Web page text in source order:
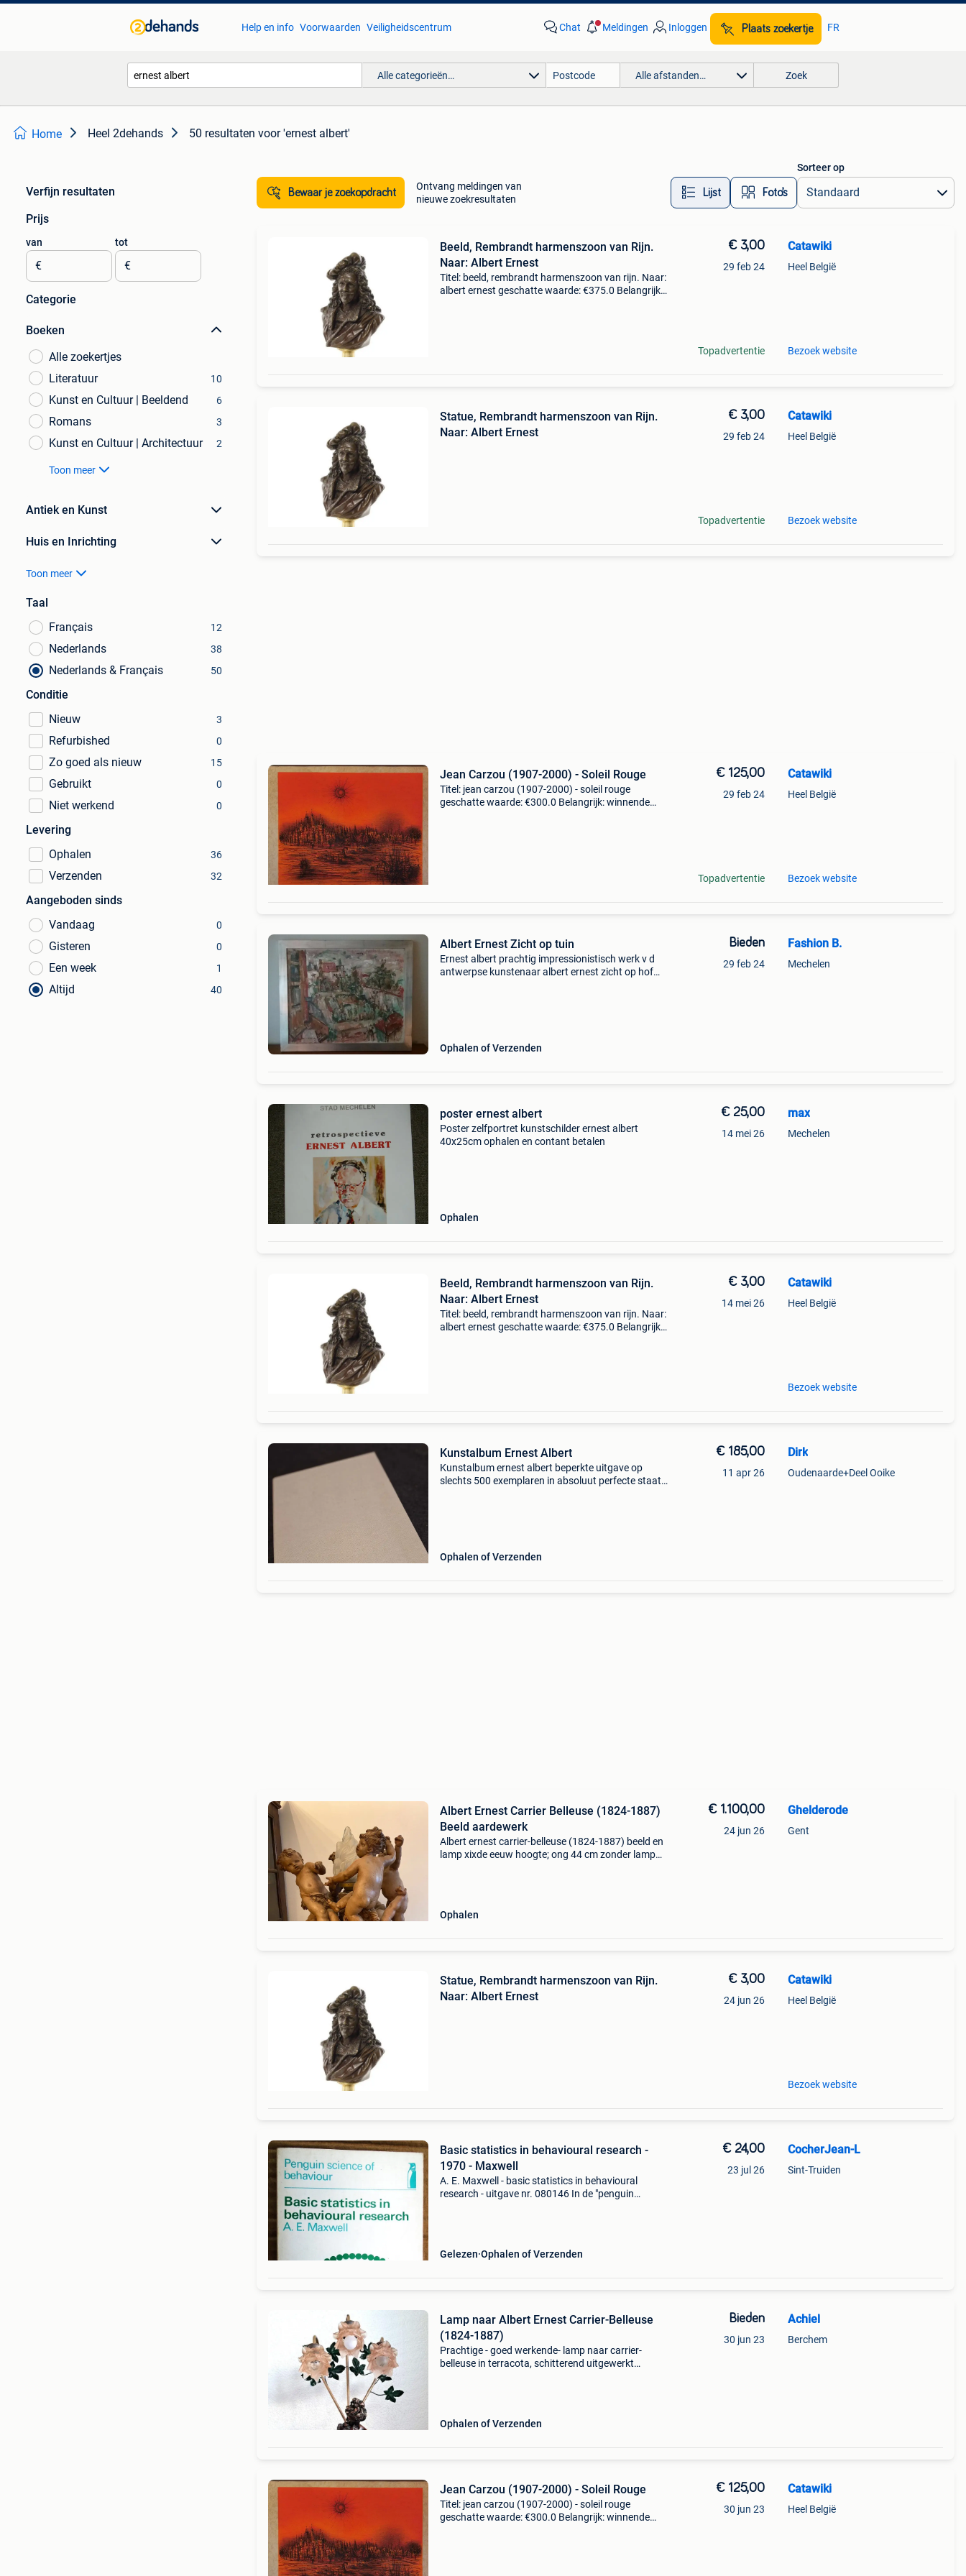
Help en info Voorwaarden Veiligheidscentrum Chat Meldingen Inloggen Plaats zoekertje FR
Alle categorieën… Alle afstanden… Zoek
Home Heel 2dehands 50 resultaten voor 'ernest albert'
Verfijn resultaten
Prijs
van
€
tot
€
Categorie
Boeken
Alle zoekertjes
Literatuur
10
Kunst en Cultuur | Beeldend 6
Romans 3
Kunst en Cultuur | Architectuur 2
Toon meer
Antiek en Kunst
Huis en Inrichting
Toon meer
Taal
Français
12
Nederlands 38
Nederlands & Français 50
Conditie
Nieuw
3
Refurbished 0
Zo goed als nieuw 15
Gebruikt 0
Niet werkend 0
Levering
Ophalen
36
Verzenden 32
Aangeboden sinds
Vandaag
0
Gisteren 0
Een week 1
Altijd 40
Bewaar je zoekopdracht
Ontvang meldingen van
nieuwe zoekresultaten
Lijst Foto’s
Sorteer op
Beeld, Rembrandt harmenszoon van Rijn.
Naar: Albert Ernest
Titel: beeld, rembrandt harmenszoon van rijn. Naar:
albert ernest geschatte waarde: €375.0 Belangrijk:
€ 3,00
29 feb 24
Topadvertentie
Catawiki
Heel België
Bezoek website
Statue, Rembrandt harmenszoon van Rijn.
Naar: Albert Ernest
€ 3,00
29 feb 24
Topadvertentie
Catawiki
Heel België
Bezoek website
Jean Carzou (1907-2000) - Soleil Rouge
Titel: jean carzou (1907-2000) - soleil rouge
geschatte waarde: €300.0 Belangrijk: winnende
€ 125,00
29 feb 24
Topadvertentie
Catawiki
Heel België
Bezoek website
Albert Ernest Zicht op tuin
Ernest albert prachtig impressionistisch werk v d
antwerpse kunstenaar albert ernest zicht op hof
Ophalen of Verzenden
Bieden
29 feb 24
Fashion B.
Mechelen
poster ernest albert
Poster zelfportret kunstschilder ernest albert
40x25cm ophalen en contant betalen
Ophalen
€ 25,00
14 mei 26
max
Mechelen
Beeld, Rembrandt harmenszoon van Rijn.
Naar: Albert Ernest
Titel: beeld, rembrandt harmenszoon van rijn. Naar:
albert ernest geschatte waarde: €375.0 Belangrijk:
€ 3,00
14 mei 26
Catawiki
Heel België
Bezoek website
Kunstalbum Ernest Albert
Kunstalbum ernest albert beperkte uitgave op
slechts 500 exemplaren in absoluut perfecte staat
Ophalen of Verzenden
€ 185,00
11 apr 26
Dirk
Oudenaarde+Deel Ooike
Albert Ernest Carrier Belleuse (1824-1887)
Beeld aardewerk
Albert ernest carrier-belleuse (1824-1887) beeld en
lamp xixde eeuw hoogte; ong 44 cm zonder lamp
Ophalen
€ 1.100,00
24 jun 26
Ghelderode
Gent
Statue, Rembrandt harmenszoon van Rijn.
Naar: Albert Ernest
€ 3,00
24 jun 26
Catawiki
Heel België
Bezoek website
Basic statistics in behavioural research -
1970 - Maxwell
A. E. Maxwell - basic statistics in behavioural
research - uitgave nr. 080146 In de "penguin
Gelezen Ophalen of Verzenden
€ 24,00
23 jul 26
CocherJean-L
Sint-Truiden
Lamp naar Albert Ernest Carrier-Belleuse
(1824-1887)
Prachtige - goed werkende- lamp naar carrier-
belleuse in terracota, schitterend uitgewerkt
Ophalen of Verzenden
Bieden
30 jun 23
Achiel
Berchem
Jean Carzou (1907-2000) - Soleil Rouge
Titel: jean carzou (1907-2000) - soleil rouge
geschatte waarde: €300.0 Belangrijk: winnende
€ 125,00
30 jun 23
Catawiki
Heel België